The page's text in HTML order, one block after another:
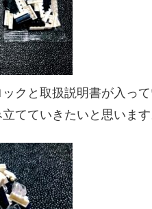
クと取扱説明書が入っ
てていきたいと思います